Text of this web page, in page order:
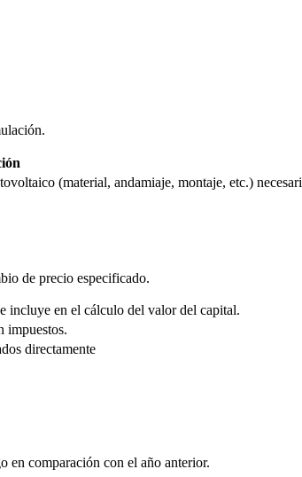
(material, andamiaje, montaje, etc.)
de precio especificado.
incluye en el cálculo del valor del capital.
impuestos.
directamente
en comparación con el año anterior.